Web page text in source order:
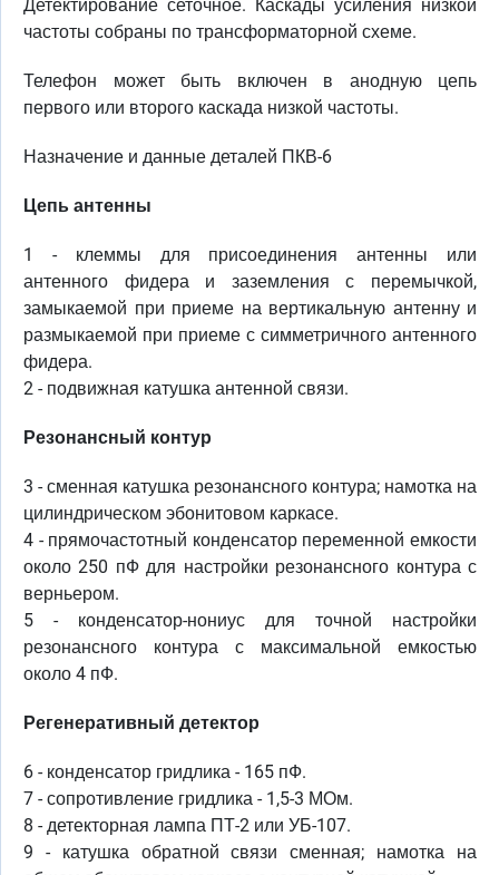
Детектирование сеточное. Каскады усиления низкой
частоты собраны по трансформаторной схеме.
Телефон может быть включен в анодную цепь
первого или второго каскада низкой частоты.
Назначение и данные деталей ПКВ-6
Цепь антенны
1 - клеммы для присоединения антенны или
антенного фидера и заземления с перемычкой,
замыкаемой при приеме на вертикальную антенну и
размыкаемой при приеме с симметричного антенного
фидера.
2 - подвижная катушка антенной связи.
Резонансный контур
3 - сменная катушка резонансного контура; намотка на
цилиндрическом эбонитовом каркасе.
4 - прямочастотный конденсатор переменной емкости
около 250 пФ для настройки резонансного контура с
верньером.
5 - конденсатор-нониус для точной настройки
резонансного контура с максимальной емкостью
около 4 пФ.
Регенеративный детектор
6 - конденсатор гридлика - 165 пФ.
7 - сопротивление гридлика - 1,5-3 МОм.
8 - детекторная лампа ПТ-2 или УБ-107.
9 - катушка обратной связи сменная; намотка на